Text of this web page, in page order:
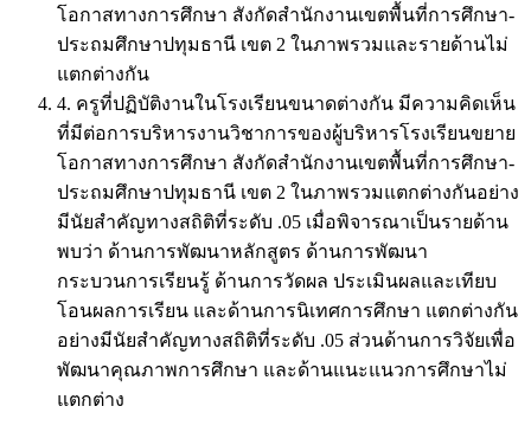
โอกาสทางการศึกษา สังกัดสำนักงานเขตพื้นที่การศึกษา-
ประถมศึกษาปทุมธานี เขต 2 ในภาพรวมและรายด้านไม่
แตกต่างกัน
4. ครูที่ปฏิบัติงานในโรงเรียนขนาดต่างกัน มีความคิดเห็น
ที่มีต่อการบริหารงานวิชาการของผู้บริหารโรงเรียนขยาย
โอกาสทางการศึกษา สังกัดสำนักงานเขตพื้นที่การศึกษา-
ประถมศึกษาปทุมธานี เขต 2 ในภาพรวมแตกต่างกันอย่าง
มีนัยสำคัญทางสถิติที่ระดับ .05 เมื่อพิจารณาเป็นรายด้าน
พบว่า ด้านการพัฒนาหลักสูตร ด้านการพัฒนา
กระบวนการเรียนรู้ ด้านการวัดผล ประเมินผลและเทียบ
โอนผลการเรียน และด้านการนิเทศการศึกษา แตกต่างกัน
อย่างมีนัยสำคัญทางสถิติที่ระดับ .05 ส่วนด้านการวิจัยเพื่อ
พัฒนาคุณภาพการศึกษา และด้านแนะแนวการศึกษาไม่
แตกต่าง